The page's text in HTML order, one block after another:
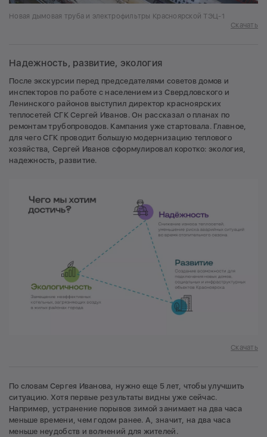
Новая дымовая труба и электрофильтры Красноярской ТЭЦ-1
Скачать
Надежность, развитие, экология
После экскурсии перед председателями советов домов и
инспекторов по работе с населением из Свердловского и
Ленинского районов выступил директор красноярских
теплосетей СГК Сергей Иванов. Он рассказал о планах по
ремонтам трубопроводов. Кампания уже стартовала. Главное,
для чего СГК проводит большую модернизацию теплового
хозяйства, Сергей Иванов сформулировал коротко: экология,
надежность, развитие.
Скачать
По словам Сергея Иванова, нужно еще 5 лет, чтобы улучшить
ситуацию. Хотя первые результаты видны уже сейчас.
Например, устранение порывов зимой занимает на два часа
меньше времени, чем годом ранее. А, значит, на два часа
меньше неудобств и волнений для жителей.